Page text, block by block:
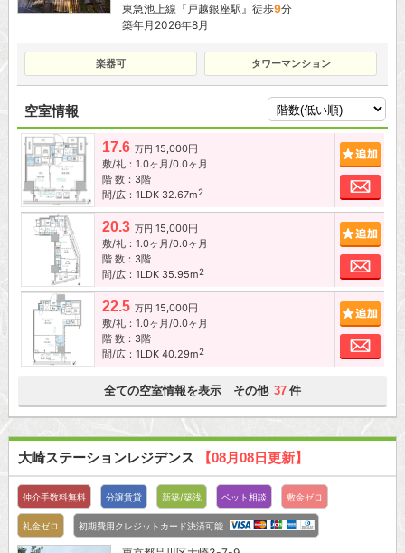
東急池上線 『 戸越銀座駅 』徒歩9分
築年月2026年8月
楽器可 タワーマンション
空室情報
17.6 万円 15,000円
敷/礼：1.0ヶ月/0.0ヶ月
階 数：3階
間/広：1LDK 32.67m2
お
20.3 万円 15,000円
敷/礼：1.0ヶ月/0.0ヶ月
階 数：3階
間/広：1LDK 35.95m2
お
22.5 万円 15,000円
敷/礼：1.0ヶ月/0.0ヶ月
階 数：3階
間/広：1LDK 40.29m2
お
全ての空室情報を表示 その他 37 件
大崎ステーションレジデンス 【08月08日更新】
仲介手数料無料 分譲賃貸 新築/築浅 ペット相談 敷金ゼロ
礼金ゼロ 初期費用クレジットカード決済可能